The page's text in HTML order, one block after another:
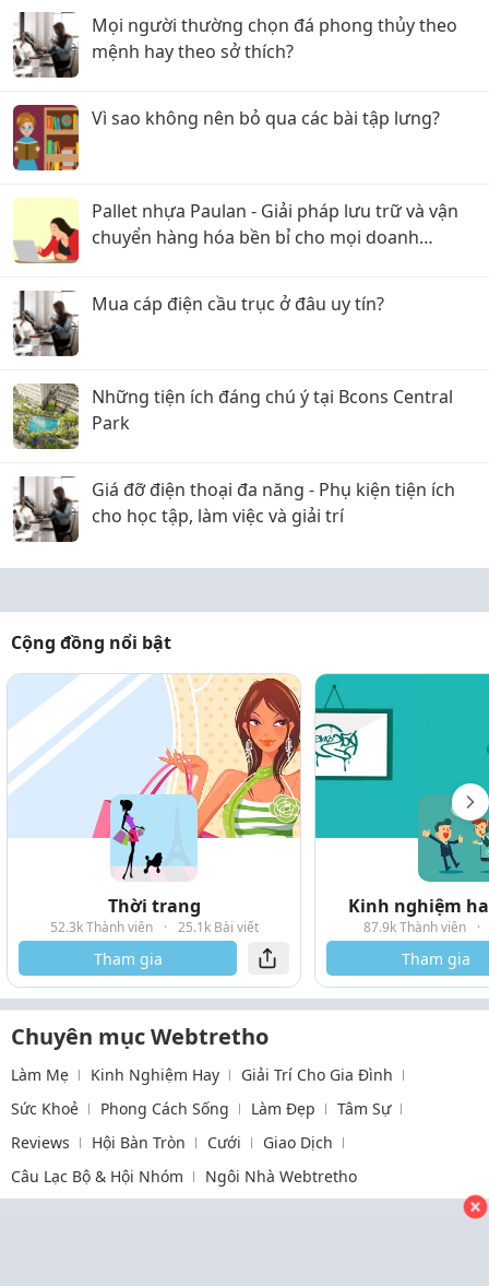
Mọi người thường chọn đá phong thủy theo
mệnh hay theo sở thích?
Vì sao không nên bỏ qua các bài tập lưng?
Pallet nhựa Paulan - Giải pháp lưu trữ và vận
chuyển hàng hóa bền bỉ cho mọi doanh
Mua cáp điện cầu trục ở đâu uy tín?
Những tiện ích đáng chú ý tại Bcons Central
Park
Giá đỡ điện thoại đa năng - Phụ kiện tiện ích
cho học tập, làm việc và giải trí
Cộng đồng nổi bật
Thời trang
52.3k Thành viên · 25.1k Bài viết
Tham gia
Kinh nghiệm
87.9k Thành viên ·
Tham gia
Chuyên mục Webtretho
Làm Mẹ Kinh Nghiệm Hay
Giải Trí Cho Gia Đình
Sức Khoẻ
Phong Cách Sống Làm Đẹp
Tâm Sự
Reviews
Hội Bàn Tròn Cưới
Giao Dịch
Câu Lạc Bộ & Hội Nhóm
Ngôi Nhà Webtretho